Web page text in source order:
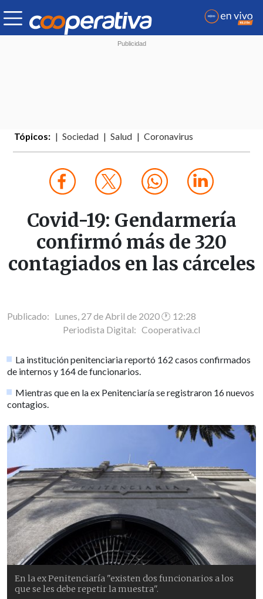
Tópicos: Sociedad Salud Coronavirus
Covid-19: Gendarmería
confirmó más de 320
contagiados en las cárceles
Publicado: Lunes, 27 de Abril de 2020 🕐 12:28
Periodista Digital: Cooperativa.cl
La institución penitenciaria reportó 162 casos confirmados
de internos y 164 de funcionarios.
Mientras que en la ex Penitenciaría se registraron 16 nuevos
contagios.
En la ex Penitenciaría "existen dos funcionarios a los
que se les debe repetir la muestra".